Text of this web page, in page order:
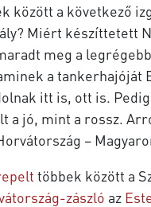
között a következő
Miért készíttetett
meg a
a tankerhajóját
itt is, ott is.
a jó, mint a rossz.
–
többek között a
zászló az